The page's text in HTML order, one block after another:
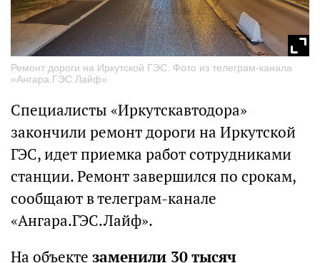
Ремонт дороги на Иркутской ГЭС. Фото из телеграм-канала
«Ангара.ГЭС.Лайф»
Специалисты «Иркутскавтодора»
закончили ремонт дороги на Иркутской
ГЭС, идет приемка работ сотрудниками
станции. Ремонт завершился по срокам,
сообщают в телеграм-канале
«Ангара.ГЭС.Лайф».
На объекте заменили 30 тысяч